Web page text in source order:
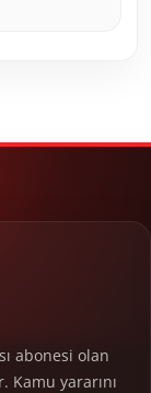
abonesi olan
Kamu yararını